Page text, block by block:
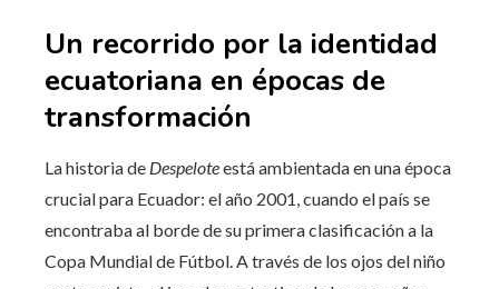
Un recorrido por la identidad
ecuatoriana en épocas de
transformación
La historia de Despeloteestá ambientada en una época
crucial para Ecuador: el año 2001, cuando el país se
encontraba al borde de su primera clasificación a la
Copa Mundial de Fútbol. A través de los ojos del niño